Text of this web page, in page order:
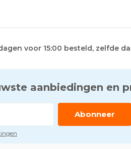
voor 15:00 besteld, zelfde
aanbiedingen en
Abonneer